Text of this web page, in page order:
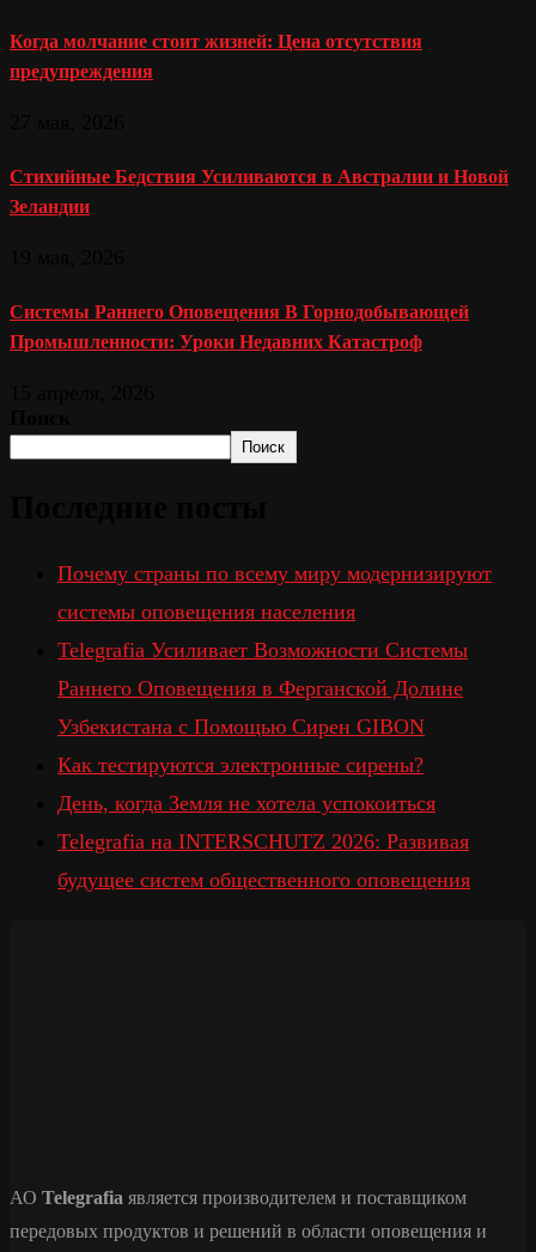
Когда молчание стоит жизней: Цена отсутствия
предупреждения
Стихийные Бедствия Усиливаются в Австралии и Новой
Зеландии
Системы Раннего Оповещения В Горнодобывающей
Промышленности: Уроки Недавних Катастроф
Поиск
Почему страны по всему миру модернизируют
системы оповещения населения
Telegrafia Усиливает Возможности Системы
Раннего Оповещения в Ферганской Долине
Узбекистана с Помощью Сирен GIBON
Как тестируются электронные сирены?
День, когда Земля не хотела успокоиться
Telegrafia на INTERSCHUTZ 2026: Развивая
будущее систем общественного оповещения
АО Telegrafia является производителем и поставщиком
передовых продуктов и решений в области оповещения и